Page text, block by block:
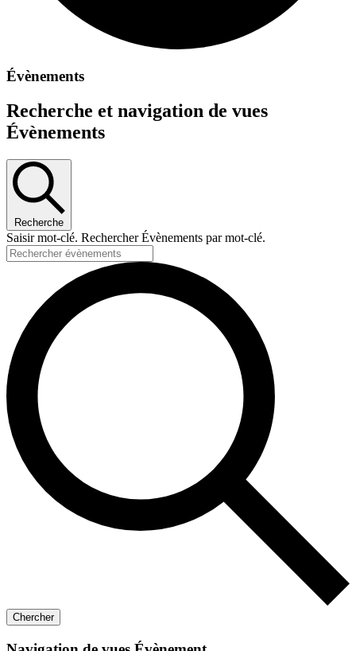
Évènements
Recherche et navigation de vues
Évènements
Recherche
Saisir mot-clé. Rechercher Évènements par mot-clé.
Chercher